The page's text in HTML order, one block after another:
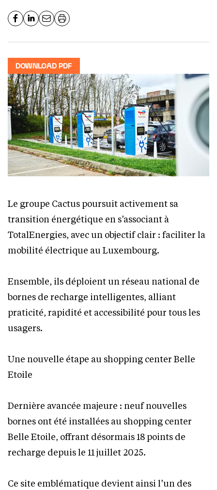
DOWNLOAD PDF
Le groupe Cactus poursuit activement sa
transition énergétique en s’associant à
TotalEnergies, avec un objectif clair : faciliter la
mobilité électrique au Luxembourg.
Ensemble, ils déploient un réseau national de
bornes de recharge intelligentes, alliant
praticité, rapidité et accessibilité pour tous les
usagers.
Une nouvelle étape au shopping center Belle
Etoile
Dernière avancée majeure : neuf nouvelles
bornes ont été installées au shopping center
Belle Etoile, offrant désormais 18 points de
recharge depuis le 11 juillet 2025.
Ce site emblématique devient ainsi l’un des